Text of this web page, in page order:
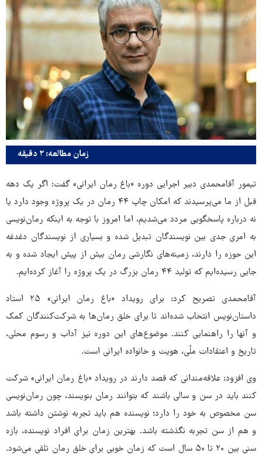
زمان مطالعه: ۲ دقیقه
تیمور آقامحمدی دبیر اجرایی دوره «باغ رمان ایرانی» گفت: اگر یک دهه
قبل از ما می‌پرسیدند که امکان چاپ ۴۴ رمان در یک پروژه وجود دارد یا
نه درباره پاسخگویی مردد می‌شدیم، اما امروز با توجه به اینکه رمان‌نویسی
به امری جدی بین نویسندگان تبدیل شده و بسیاری از نویسندگان دغدغه
این حوزه را دارند، زمینه‌های نگارشی رمان بیش از پیش ایجاد شده و به
جایی رسیده‌ایم که تولید ۴۴ رمان بزرگ در یک پروژه را آغاز کرده‌ایم.
آقامحمدی تصریح کرد:‌ برای رویداد «باغ رمان ایرانی» ۲۵ استاد
داستان‌نویس انتخاب شده‌اند تا برای خلق رمان‌ها به شرکت‌کنندگان کمک
و آنها را راهنمایی کنند. موضوع‌های این دوره نیز آداب و رسوم محلی،
تاریخ و اعتقادات ملّی، هویت و خانواده ایرانی است.
وی افزود:‌ علاقه‌مندانی که قصد دارند در رویداد «باغ رمان ایرانی» شرکت
کنند باید در سن و سالی باشند که بتوانند رمان بنویسند، چون رمان‌نویسی
سن مخصوص به خود را دارد؛ نویسنده هم باید تجربه نوشتن داشته باشد
و هم از سن تجربه نگذشته باشد. بهترین زمان برای افراد نویسنده، بازه
سنی بین ۲۰ تا ۵۰ سال است که زمان خوبی برای خلق رمان تلقی می‌شود.